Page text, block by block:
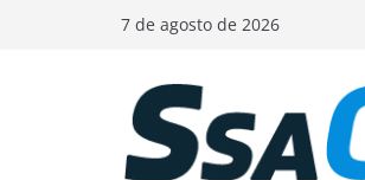
7 de agosto de 2026